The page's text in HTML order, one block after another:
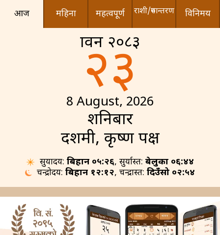
आज महिना महत्वपूर्ण राशी/रुपान्तरण विनिमय
श्रावन २०८३
२३
8 August, 2026
शनिबार
दशमी, कृष्ण पक्ष
सुर्योदय: बिहान ०५:२६, सुर्यास्त: बेलुका ०६:४४
चन्द्रोदय: बिहान १२:१२, चन्द्रास्त: दिउँसो ०२:५४